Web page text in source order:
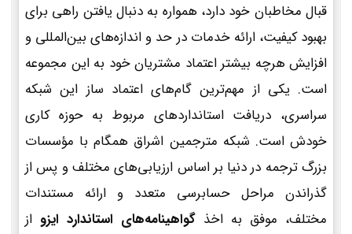
قبال مخاطبان خود دارد، همواره به دنبال یافتن راهی برای
بهبود کیفیت، ارائه خدمات در حد و اندازه‌های بین‌المللی و
افزایش هرچه بیشتر اعتماد مشتریان خود به این مجموعه
است. یکی از مهم‌ترین گام‌های اعتماد ساز این شبکه
سراسری، دریافت استانداردهای مربوط به حوزه کاری
خودش است. شبکه مترجمین اشراق همگام با مؤسسات
بزرگ ترجمه در دنیا بر اساس ارزیابی‌های مختلف و پس از
گذراندن مراحل حسابرسی متعدد و ارائه مستندات
مختلف، موفق به اخذ گواهینامه‌های استاندارد ایزو از